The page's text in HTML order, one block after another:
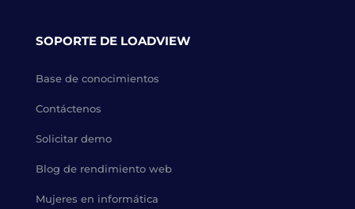
SOPORTE DE LOADVIEW
Base de conocimientos
Contáctenos
Solicitar demo
Blog de rendimiento web
Mujeres en informática